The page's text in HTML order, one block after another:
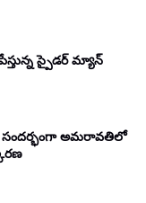
స్పైడర్ మ్యాన్
సందర్భంగా అమరావతిలో